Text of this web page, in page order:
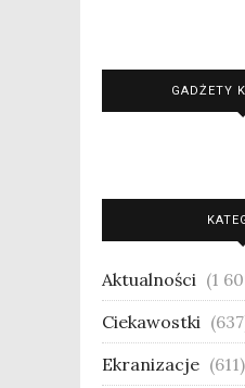
GADŻETY
Aktualności (1
Ciekawostki
Ekranizacje (611)